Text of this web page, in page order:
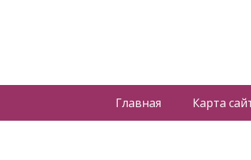
Главная Карта